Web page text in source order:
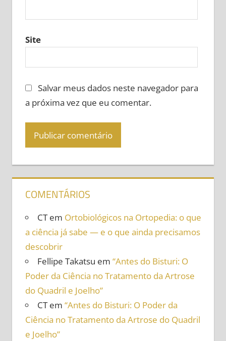
Site
Salvar meus dados neste navegador para
a próxima vez que eu comentar.
COMENTÁRIOS
CTem Ortobiológicos na Ortopedia: o que
a ciência já sabe — e o que ainda precisamos
descobrir
Fellipe Takatsu em “Antes do Bisturi: O
Poder da Ciência no Tratamento da Artrose
do Quadril e Joelho”
CTem “Antes do Bisturi: O Poder da
Ciência no Tratamento da Artrose do Quadril
e Joelho”